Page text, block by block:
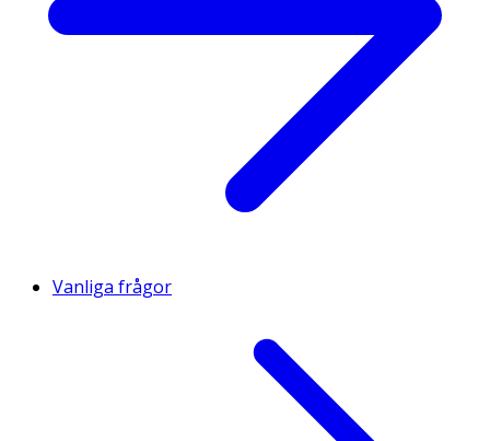
Vanliga frågor